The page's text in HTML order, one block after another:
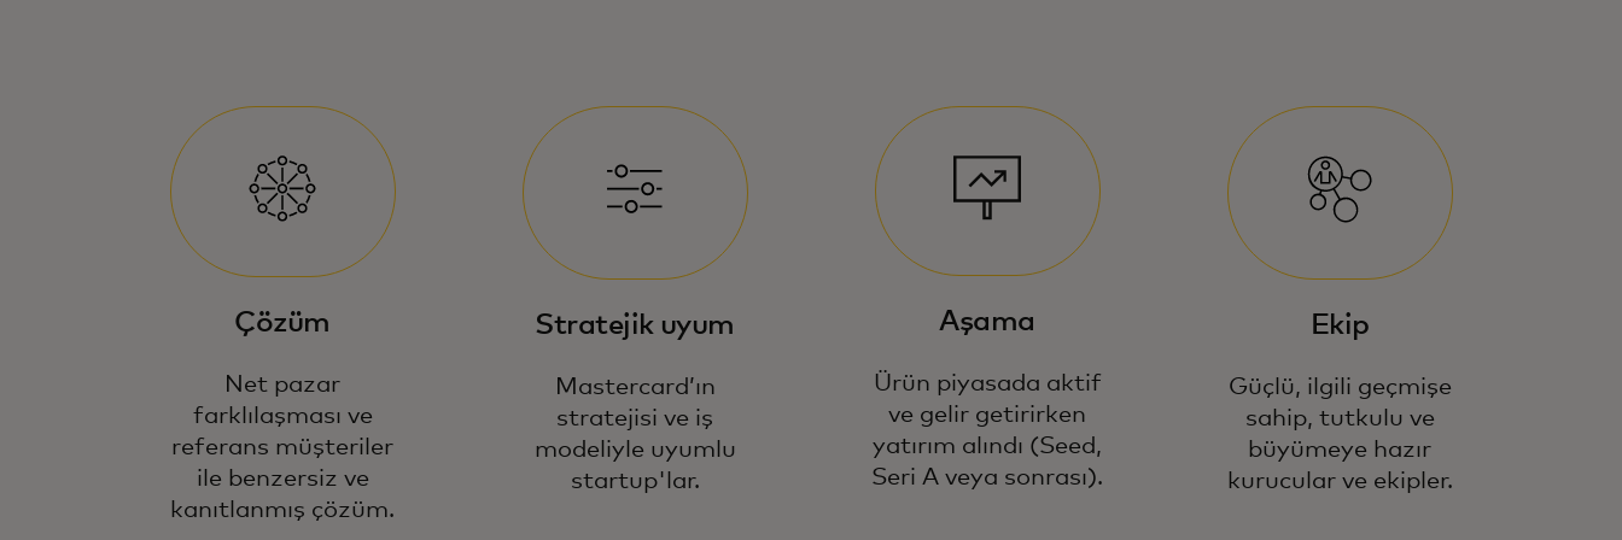
Çözüm
Net pazar
farklılaşması ve
referans müşteriler
ile benzersiz ve
kanıtlanmış çözüm.
Stratejik uyum
Mastercard’ın
stratejisi ve iş
modeliyle uyumlu
startup'lar.
Aşama
Ürün piyasada aktif
ve gelir getirirken
yatırım alındı (Seed,
Seri A veya sonrası).
Ekip
Güçlü, ilgili geçmişe
sahip, tutkulu ve
büyümeye hazır
kurucular ve ekipler.